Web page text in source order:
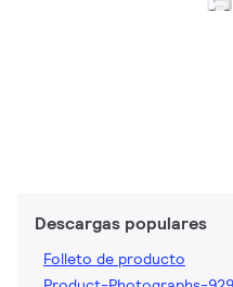
Descargas populares
Folleto de producto